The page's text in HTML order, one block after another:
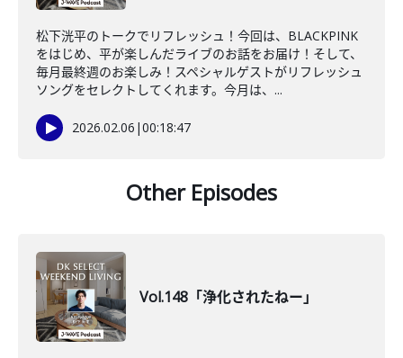
松下洸平のトークでリフレッシュ！今回は、BLACKPINK
をはじめ、平が楽しんだライブのお話をお届け！そして、
毎月最終週のお楽しみ！スペシャルゲストがリフレッシュ
ソングをセレクトしてくれます。今月は、...
2026.02.06 |00:18:47
Other Episodes
Vol.148「浄化されたねー」